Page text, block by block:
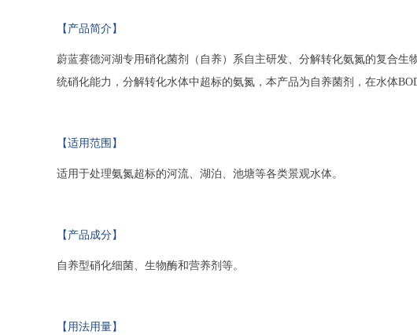
【产品简介】
蔚蓝赛德河湖专用硝化菌剂（自养）系自主研发、分解转化氨氮的复合
统硝化能力，分解转化水体中超标的氨氮，本产品为自养菌剂，在水体
【适用范围】
适用于处理氨氮超标的河流、湖泊、池塘等各类景观水体。
【产品成分】
自养型硝化细菌、生物酶和营养剂等。
【用法用量】